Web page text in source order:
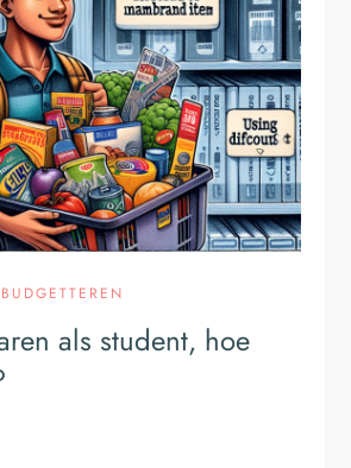
als student, hoe